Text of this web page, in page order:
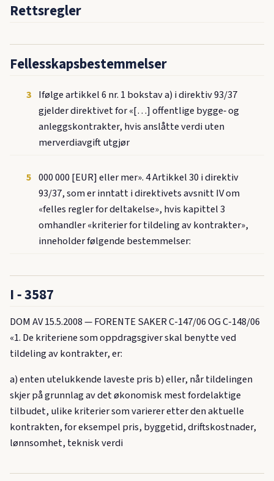
Rettsregler
Fellesskapsbestemmelser
3 Ifølge artikkel 6 nr. 1 bokstav a) i direktiv 93/37
gjelder direktivet for «[…] offentlige bygge‑ og
anleggskontrakter, hvis anslåtte verdi uten
merverdiavgift utgjør
5 000 000 [EUR] eller mer». 4 Artikkel 30 i direktiv
93/37, som er inntatt i direktivets avsnitt IV om
«felles regler for deltakelse», hvis kapittel 3
omhandler «kriterier for tildeling av kontrakter»,
inneholder følgende bestemmelser:
I ‑ 3587
DOM AV 15.5.2008 — FORENTE SAKER C-147/06 OG C-148/06
«1. De kriteriene som oppdragsgiver skal benytte ved
tildeling av kontrakter, er:
a) enten utelukkende laveste pris b) eller, når tildelingen
skjer på grunnlag av det økonomisk mest fordelaktige
tilbudet, ulike kriterier som varierer etter den aktuelle
kontrakten, for eksempel pris, byggetid, driftskostnader,
lønnsomhet, teknisk verdi